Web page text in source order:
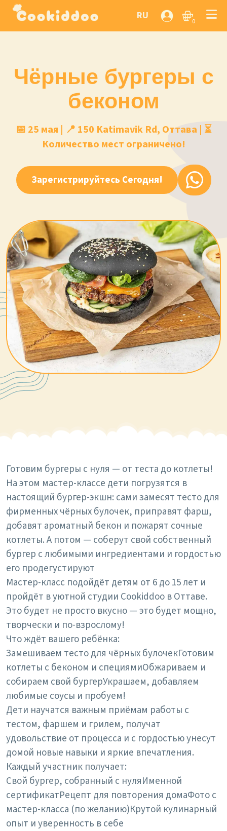
RU 0
Чёрные бургеры с
беконом
📅 25 мая | 📍 150 Katimavik Rd, Оттава | ⏳
Количество мест ограничено!
Зарегистрируйтесь Сегодня!
Готовим бургеры с нуля — от теста до котлеты!
На этом мастер-классе дети погрузятся в
настоящий бургер-экшн: сами замесят тесто для
фирменных чёрных булочек, приправят фарш,
добавят ароматный бекон и пожарят сочные
котлеты. А потом — соберут свой собственный
бургер с любимыми ингредиентами и гордостью
его продегустируют
Мастер-класс подойдёт детям от 6 до 15 лет и
пройдёт в уютной студии Cookiddoo в Оттаве.
Это будет не просто вкусно — это будет мощно,
творчески и по-взрослому!
Что ждёт вашего ребёнка:
Замешиваем тесто для чёрных булочекГотовим
котлеты с беконом и специямиОбжариваем и
собираем свой бургерУкрашаем, добавляем
любимые соусы и пробуем!
Дети научатся важным приёмам работы с
тестом, фаршем и грилем, получат
удовольствие от процесса и с гордостью унесут
домой новые навыки и яркие впечатления.
Каждый участник получает:
Свой бургер, собранный с нуляИменной
сертификатРецепт для повторения домаФото с
мастер-класса (по желанию)Крутой кулинарный
опыт и уверенность в себе